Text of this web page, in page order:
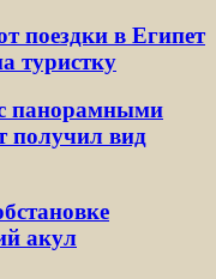
поездки в Египет
туристку
панорамными
получил вид
акул